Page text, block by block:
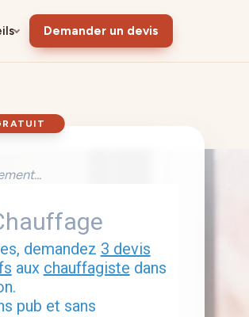
Demander un devis
demandez 3 devis
aux chauffagiste dans
pub et sans